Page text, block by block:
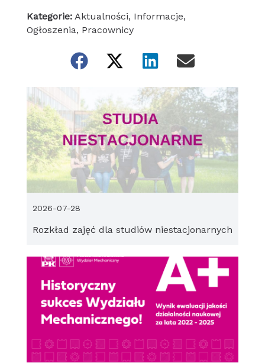
Kategorie: Aktualności, Informacje,
Ogłoszenia, Pracownicy
Rozkład zajęć dla studiów niestacjonarnych
2026-07-28